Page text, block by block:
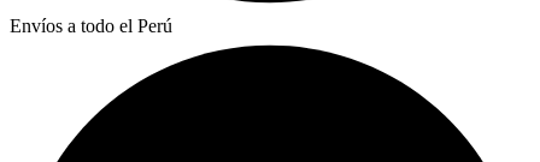
Envíos a todo el Perú